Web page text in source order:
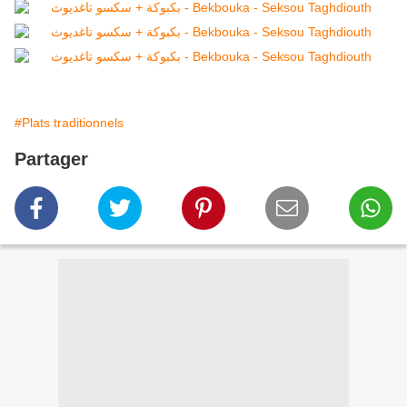
#Plats traditionnels
Partager